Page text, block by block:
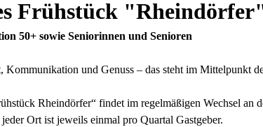
Frühstück
50+ sowie Seniorinnen und Senioren
Kommunikation und Genuss – das steht im Mittelpunkt
Rheindörfer“ findet im regelmäßigen Wechsel an
jeder Ort ist jeweils einmal pro Quartal Gastgeber.